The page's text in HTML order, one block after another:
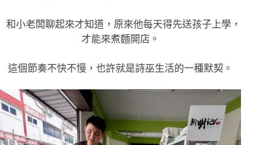
和小老闆聊起來才知道，原來他每天得先送孩子上學，
才能來煮麵開店。
這個節奏不快不慢，也許就是詩巫生活的一種默契。